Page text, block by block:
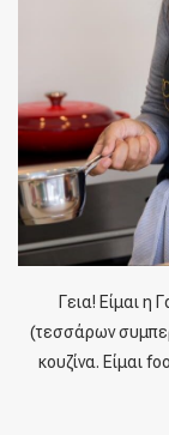
Γεια! Είμαι η
(τεσσάρων
κουζίνα. Είμαι